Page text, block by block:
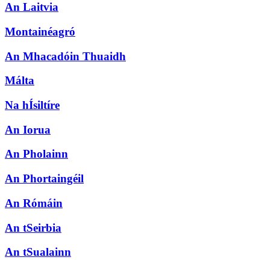
An Laitvia
Montainéagró
An Mhacadóin Thuaidh
Málta
Na hÍsiltíre
An Iorua
An Pholainn
An Phortaingéil
An Rómáin
An tSeirbia
An tSualainn